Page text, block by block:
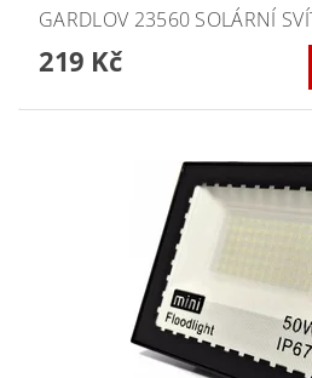
GARDLOV 23560 SOLÁRNÍ
219 Kč